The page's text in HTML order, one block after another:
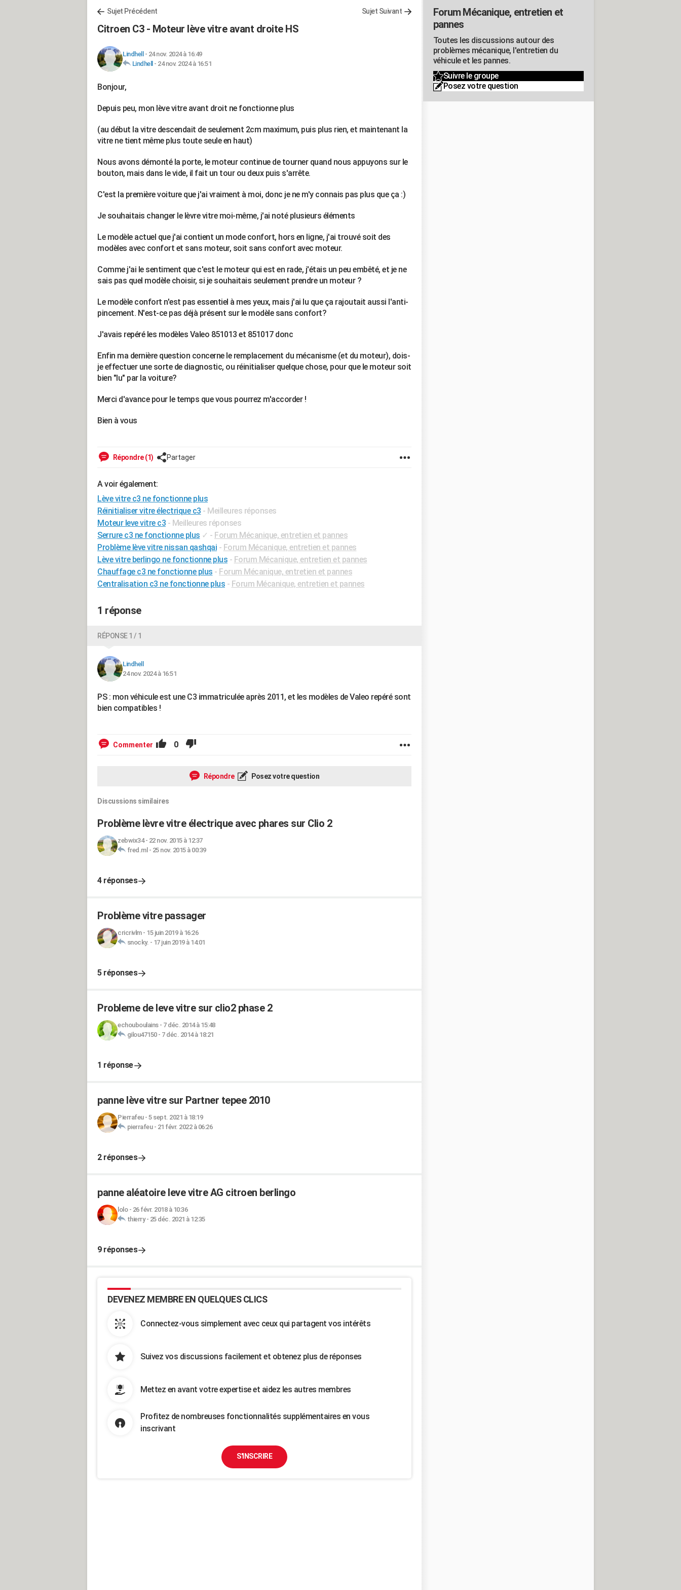
Sujet Précédent Sujet Suivant
Citroen C3 - Moteur lève vitre avant droite HS
Lindhell - 24 nov. 2024 à 16:49
Lindhell - 24 nov. 2024 à 16:51
Bonjour,
Depuis peu, mon lève vitre avant droit ne fonctionne plus
(au début la vitre descendait de seulement 2cm maximum, puis plus rien, et maintenant la
vitre ne tient même plus toute seule en haut)
Nous avons démonté la porte, le moteur continue de tourner quand nous appuyons sur le
bouton, mais dans le vide, il fait un tour ou deux puis s'arrête.
C'est la première voiture que j'ai vraiment à moi, donc je ne m'y connais pas plus que ça :)
Je souhaitais changer le lèvre vitre moi-même, j'ai noté plusieurs éléments
Le modèle actuel que j'ai contient un mode confort, hors en ligne, j'ai trouvé soit des
modèles avec confort et sans moteur, soit sans confort avec moteur.
Comme j'ai le sentiment que c'est le moteur qui est en rade, j'étais un peu embêté, et je ne
sais pas quel modèle choisir, si je souhaitais seulement prendre un moteur ?
Le modèle confort n'est pas essentiel à mes yeux, mais j'ai lu que ça rajoutait aussi l'anti-
pincement. N'est-ce pas déjà présent sur le modèle sans confort?
J'avais repéré les modèles Valeo 851013 et 851017 donc
Enfin ma dernière question concerne le remplacement du mécanisme (et du moteur), dois-
je effectuer une sorte de diagnostic, ou réinitialiser quelque chose, pour que le moteur soit
bien "lu" par la voiture?
Merci d'avance pour le temps que vous pourrez m'accorder !
Bien à vous
Répondre (1) Partager
A voir également:
Lève vitre c3 ne fonctionne plus
Réinitialiser vitre électrique c3 - Meilleures réponses
Moteur leve vitre c3 - Meilleures réponses
Serrure c3 ne fonctionne plus ✓ - Forum Mécanique, entretien et pannes
Problème lève vitre nissan qashqai - Forum Mécanique, entretien et pannes
Lève vitre berlingo ne fonctionne plus - Forum Mécanique, entretien et pannes
Chauffage c3 ne fonctionne plus - Forum Mécanique, entretien et pannes
Centralisation c3 ne fonctionne plus - Forum Mécanique, entretien et pannes
1 réponse
RÉPONSE 1 / 1
Lindhell
24 nov. 2024 à 16:51
PS : mon véhicule est une C3 immatriculée après 2011, et les modèles de Valeo repéré sont
bien compatibles !
Commenter 0
Répondre Posez votre question
Discussions similaires
Problème lèvre vitre électrique avec phares sur Clio 2
zebwix34- 22 nov. 2015 à 12:37
fred.ml - 25 nov. 2015 à 00:39
4 réponses
Problème vitre passager
cricrivlm- 15 juin 2019 à 16:26
snocky. - 17 juin 2019 à 14:01
5 réponses
Probleme de leve vitre sur clio2 phase 2
echouboulains- 7 déc. 2014 à 15:48
gilou47150- 7 déc. 2014 à 18:21
1 réponse
panne lève vitre sur Partner tepee 2010
Pierrafeu- 5 sept. 2021 à 18:19
pierrafeu- 21 févr. 2022 à 06:26
2 réponses
panne aléatoire leve vitre AG citroen berlingo
lolo- 26 févr. 2018 à 10:36
thierry- 25 déc. 2021 à 12:35
9 réponses
DEVENEZ MEMBRE EN QUELQUES CLICS
Connectez-vous simplement avec ceux qui partagent vos intérêts
Suivez vos discussions facilement et obtenez plus de réponses
Mettez en avant votre expertise et aidez les autres membres
Profitez de nombreuses fonctionnalités supplémentaires en vous
inscrivant
S'INSCRIRE
Forum Mécanique, entretien et
pannes
Toutes les discussions autour des
problèmes mécanique, l'entretien du
véhicule et les pannes.
Suivre le groupe
Posez votre question